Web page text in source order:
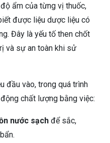
ẩm của từng vị thuốc,
được liệu dược liệu có
Đây là yếu tố then chốt
và sự an toàn khi sử
đầu vào, trong quá trình
chất lượng bằng việc:
nước sạch để sắc,